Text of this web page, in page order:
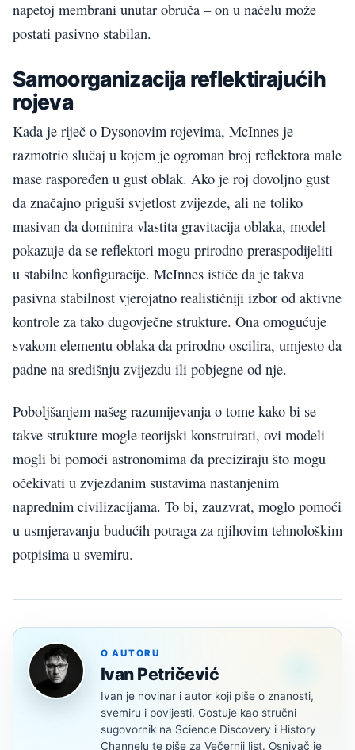
napetoj membrani unutar obruča – on u načelu može
postati pasivno stabilan.
Samoorganizacija reflektirajućih
rojeva
Kada je riječ o Dysonovim rojevima, McInnes je
razmotrio slučaj u kojem je ogroman broj reflektora male
mase raspoređen u gust oblak. Ako je roj dovoljno gust
da značajno priguši svjetlost zvijezde, ali ne toliko
masivan da dominira vlastita gravitacija oblaka, model
pokazuje da se reflektori mogu prirodno preraspodijeliti
u stabilne konfiguracije. McInnes ističe da je takva
pasivna stabilnost vjerojatno realističniji izbor od aktivne
kontrole za tako dugovječne strukture. Ona omogućuje
svakom elementu oblaka da prirodno oscilira, umjesto da
padne na središnju zvijezdu ili pobjegne od nje.
Poboljšanjem našeg razumijevanja o tome kako bi se
takve strukture mogle teorijski konstruirati, ovi modeli
mogli bi pomoći astronomima da preciziraju što mogu
očekivati u zvjezdanim sustavima nastanjenim
naprednim civilizacijama. To bi, zauzvrat, moglo pomoći
u usmjeravanju budućih potraga za njihovim tehnološkim
potpisima u svemiru.
O AUTORU
Ivan Petričević
Ivan je novinar i autor koji piše o znanosti,
svemiru i povijesti. Gostuje kao stručni
sugovornik na Science Discovery i History
Channelu te piše za Večernji list. Osnivač je